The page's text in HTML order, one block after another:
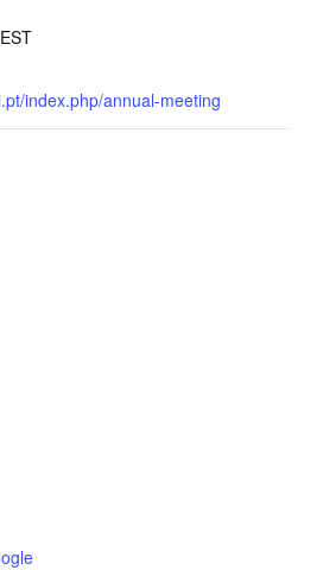
index.php/annual-meeting